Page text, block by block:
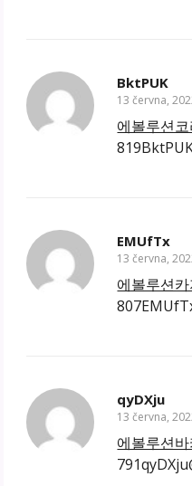
BktPUK
13 června,
에볼루션
EMUfTx
13 června,
에볼루션
qyDXju
13 června,
에볼루션